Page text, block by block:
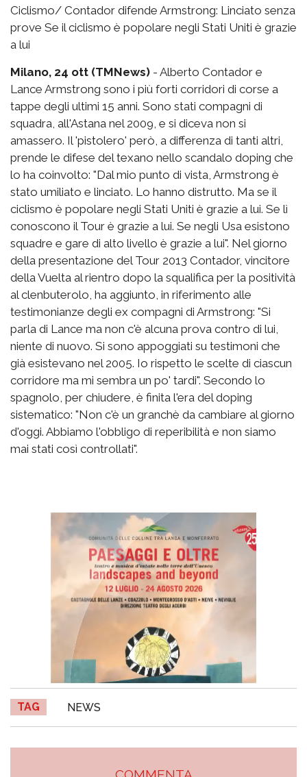
Ciclismo/ Contador difende Armstrong: Linciato senza
prove Se il ciclismo è popolare negli Stati Uniti è grazie
a lui
Milano, 24 ott (TMNews) - Alberto Contador e
Lance Armstrong sono i più forti corridori di corse a
tappe degli ultimi 15 anni. Sono stati compagni di
squadra, all'Astana nel 2009, e si diceva non si
amassero. Il 'pistolero' però, a differenza di tanti altri,
prende le difese del texano nello scandalo doping che
lo ha coinvolto: "Dal mio punto di vista, Armstrong è
stato umiliato e linciato. Lo hanno distrutto. Ma se il
ciclismo è popolare negli Stati Uniti è grazie a lui. Se lì
conoscono il Tour è grazie a lui. Se negli Usa esistono
squadre e gare di alto livello è grazie a lui". Nel giorno
della presentazione del Tour 2013 Contador, vincitore
della Vuelta al rientro dopo la squalifica per la positività
al clenbuterolo, ha aggiunto, in riferimento alle
testimonianze degli ex compagni di Armstrong: "Si
parla di Lance ma non c'è alcuna prova contro di lui,
niente di nuovo. Si sono appoggiati su testimoni che
già esistevano nel 2005. Io rispetto le scelte di ciascun
corridore ma mi sembra un po' tardi". Secondo lo
spagnolo, per chiudere, è finita l'era del doping
sistematico: "Non c'è un granchè da cambiare al giorno
d'oggi. Abbiamo l'obbligo di reperibilità e non siamo
mai stati così controllati".
TAG NEWS